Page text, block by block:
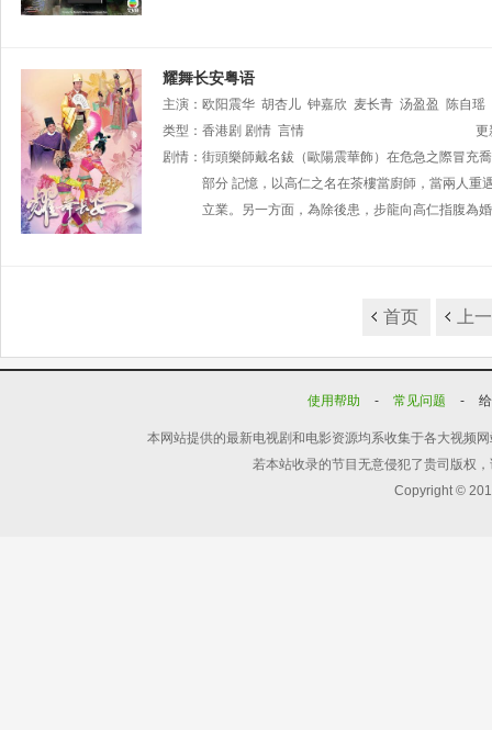
耀舞长安粤语
主演： 欧阳震华 胡杏儿 钟嘉欣 麦长青 汤盈盈
陈自瑶
类型： 香港剧 剧情 言情
更
剧情： 街頭樂師戴名鈸（歐陽震華飾）在危急之際冒充
部分 記憶，以高仁之名在茶樓當廚師，當兩人重
立業。另一方面，為除後患，步龍向高仁指腹為
首页 上
使用帮助 - 常见问题 -
本网站提供的最新电视剧和电影资源均系收集于各大视频
若本站收录的节目无意侵犯了贵司版权
Copyright ©